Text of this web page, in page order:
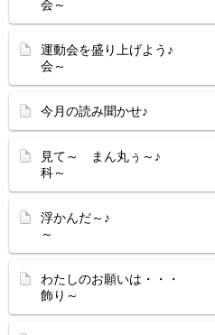
会～
運動会を盛り上げよ
会～
今月の読み聞かせ♪
見て～ まん丸ぅ～
科～
浮かんだ～♪
～
わたしのお願い
飾り～